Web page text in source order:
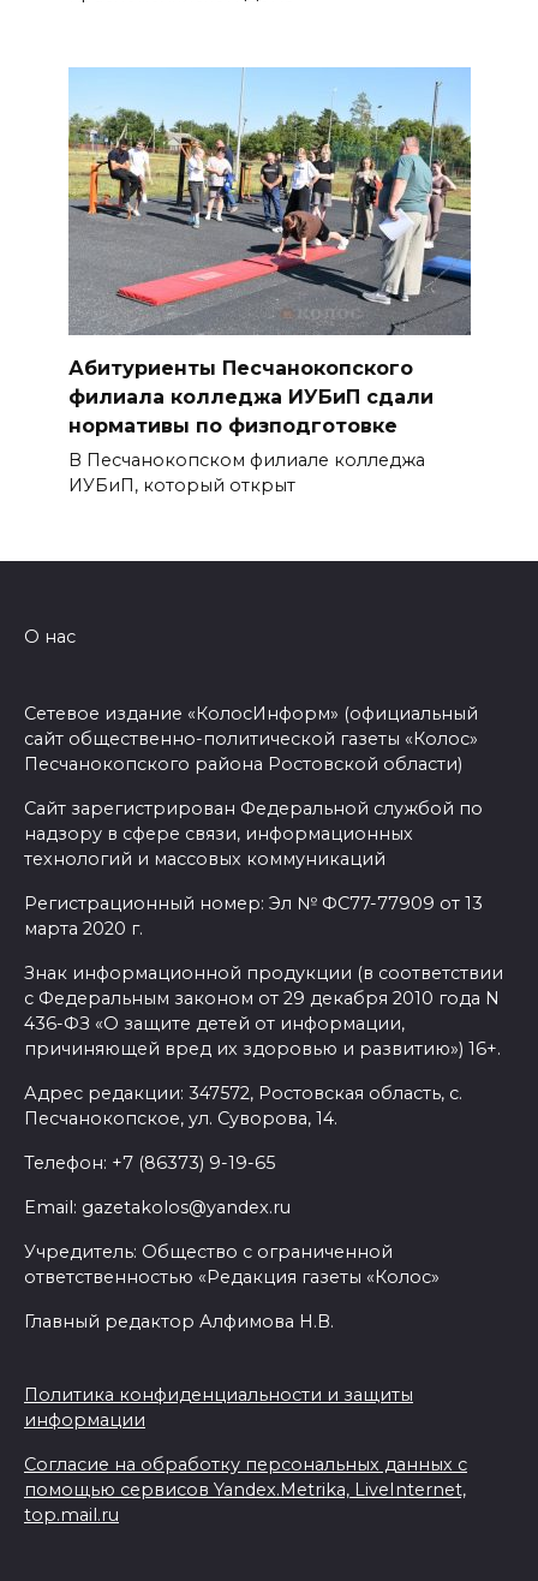
Абитуриенты Песчанокопского
филиала колледжа ИУБиП сдали
нормативы по физподготовке
В Песчанокопском филиале колледжа
ИУБиП, который открыт
О нас
Сетевое издание «КолосИнформ» (официальный
сайт общественно-политической газеты «Колос»
Песчанокопского района Ростовской области)
Сайт зарегистрирован Федеральной службой по
надзору в сфере связи, информационных
технологий и массовых коммуникаций
Регистрационный номер: Эл № ФС77-77909 от 13
марта 2020 г.
Знак информационной продукции (в соответствии
с Федеральным законом от 29 декабря 2010 года N
436-ФЗ «О защите детей от информации,
причиняющей вред их здоровью и развитию») 16+.
Адрес редакции: 347572, Ростовская область, с.
Песчанокопское, ул. Суворова, 14.
Телефон: +7 (86373) 9-19-65
Email: gazetakolos@yandex.ru
Учредитель: Общество с ограниченной
ответственностью «Редакция газеты «Колос»
Главный редактор Алфимова Н.В.
Политика конфиденциальности и защиты
информации
Согласие на обработку персональных данных с
помощью сервисов Yandex.Metrika, LiveInternet,
top.mail.ru